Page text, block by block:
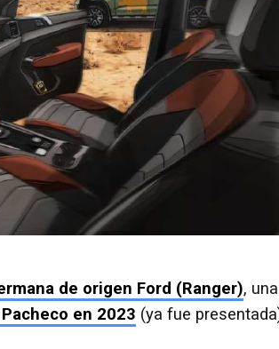
de origen Ford (Ranger), una
en 2023 (ya fue